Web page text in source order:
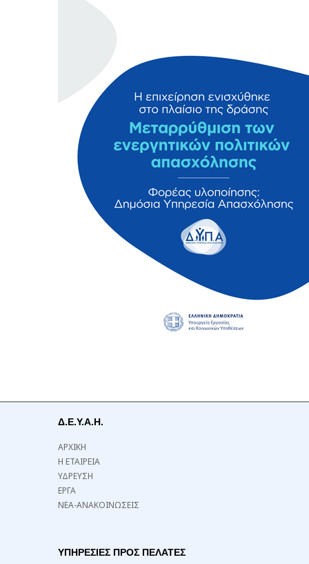
Δ.Ε.Υ.Α.Η.
ΑΡΧΙΚΗ
Η ΕΤΑΙΡΕΙΑ
ΥΔΡΕΥΣΗ
ΕΡΓΑ
ΝΕΑ-ΑΝΑΚΟΙΝΩΣΕΙΣ
ΥΠΗΡΕΣΙΕΣ ΠΡΟΣ ΠΕΛΑΤΕΣ